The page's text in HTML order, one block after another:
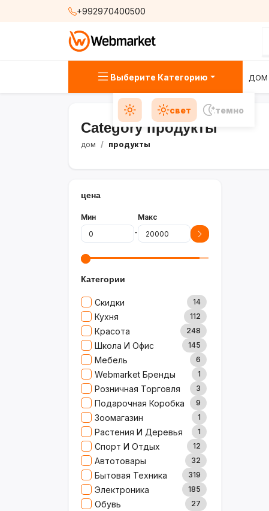
+992970400500
Выберите Категорию ДОМ
свет темно
Category продукты
дом продукты
цена
Мин
-
Макс
Категории
Скидки 14
Кухня 112
Красота 248
Школа И Офис 145
Мебель 6
Webmarket Бренды 1
Розничная Торговля 3
Подарочная Коробка 9
Зоомагазин 1
Растения И Деревья 1
Спорт И Отдых 12
Автотовары 32
Бытовая Техника 319
Электроника 185
Обувь 27